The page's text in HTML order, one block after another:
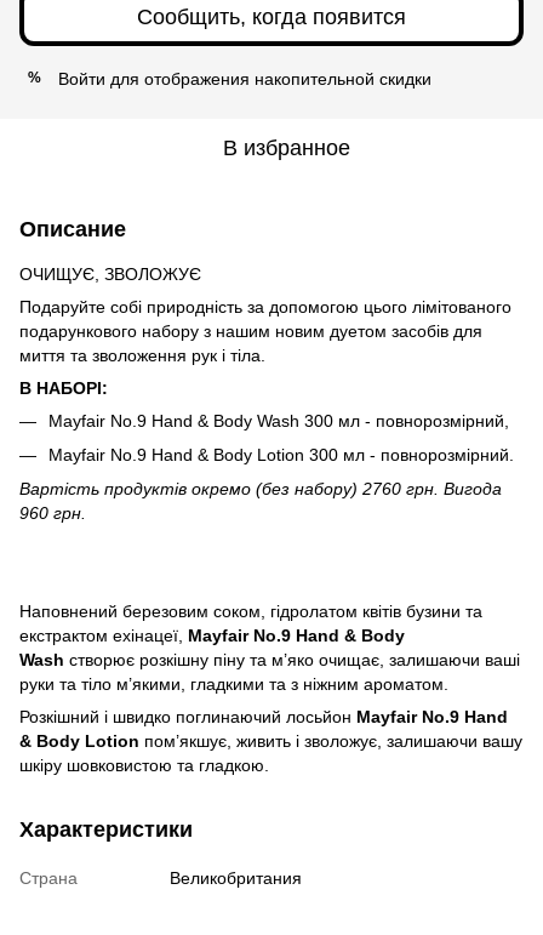
Сообщить, когда появится
% Войти для отображения накопительной скидки
В избранное
Описание
ОЧИЩУЄ, ЗВОЛОЖУЄ
Подаруйте собі природність за допомогою цього лімітованого
подарункового набору з нашим новим дуетом засобів для
миття та зволоження рук і тіла.
В НАБОРІ:
Mayfair No.9 Hand & Body Wash 300 мл - повнорозмірний,
Mayfair No.9 Hand & Body Lotion 300 мл - повнорозмірний.
Вартість продуктів окремо (без набору) 2760 грн. Вигода
960 грн.
Наповнений березовим соком, гідролатом квітів бузини та
екстрактом ехінацеї, Mayfair No.9 Hand & Body
Wash створює розкішну піну та м’яко очищає, залишаючи ваші
руки та тіло м’якими, гладкими та з ніжним ароматом.
Розкішний і швидко поглинаючий лосьйон Mayfair No.9 Hand
& Body Lotion пом’якшує, живить і зволожує, залишаючи вашу
шкіру шовковистою та гладкою.
Характеристики
Страна Великобритания